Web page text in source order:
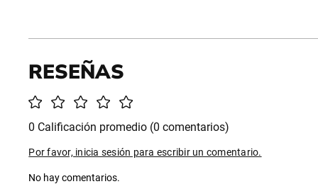
0 Calificación promedio (0 comentarios)
Por favor, inicia sesión para escribir un comentario.
No hay comentarios.